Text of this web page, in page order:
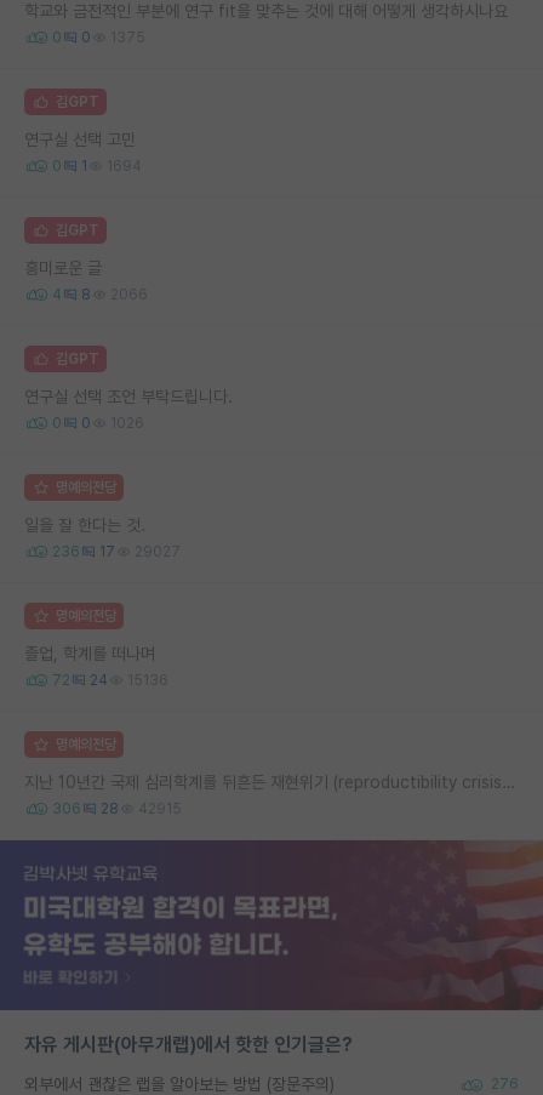
학교와 금전적인 부분에 연구 fit을 맞추는 것에 대해 어떻게 생각하시나요
0 0 1375
김GPT
연구실 선택 고민
0 1 1694
김GPT
흥미로운 글
4 8 2066
김GPT
연구실 선택 조언 부탁드립니다.
0 0 1026
명예의전당
일을 잘 한다는 것.
236 17 29027
명예의전당
졸업, 학계를 떠나며
72 24 15136
명예의전당
지난 10년간 국제 심리학계를 뒤흔든 재현위기 (reproductibility crisis) 요약 (1편)
306 28 42915
자유 게시판(아무개랩)에서 핫한 인기글은?
외부에서 괜찮은 랩을 알아보는 방법 (장문주의) 276